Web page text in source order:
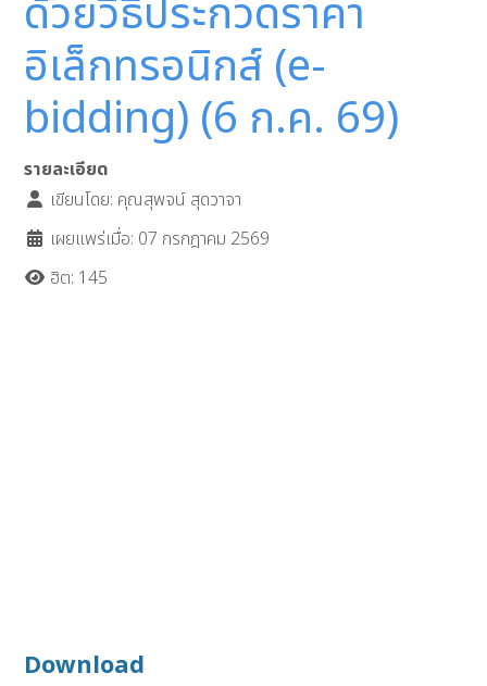
ด้วยวิธีประกวดราคา
อิเล็กทรอนิกส์ (e-
bidding) (6 ก.ค. 69)
รายละเอียด
เขียนโดย: คุณสุพจน์ สุดวาจา
เผยแพร่เมื่อ: 07 กรกฎาคม 2569
ฮิต: 145
Download